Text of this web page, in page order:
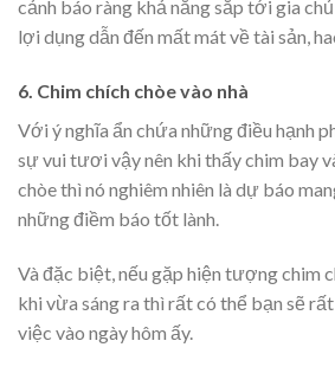
cảnh báo ràng khả năng sắp tới gia
lợi dụng dẫn đến mất mát về tài sản,
6. Chim chích chòe vào nhà
Với ý nghĩa ẩn chứa những điều hạnh
sự vui tươi vậy nên khi thấy chim bay
chòe thì nó nghiêm nhiên là dự báo
những điềm báo tốt lành.
Và đặc biệt, nếu gặp hiện tượng chim
khi vừa sáng ra thì rất có thể bạn sẽ
việc vào ngày hôm ấy.